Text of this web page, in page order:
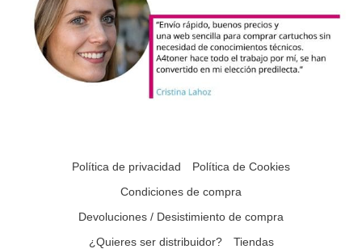
Política de privacidad
Política de Cookies
Condiciones de compra
Devoluciones / Desistimiento de compra
¿Quieres ser distribuidor?
Tiendas